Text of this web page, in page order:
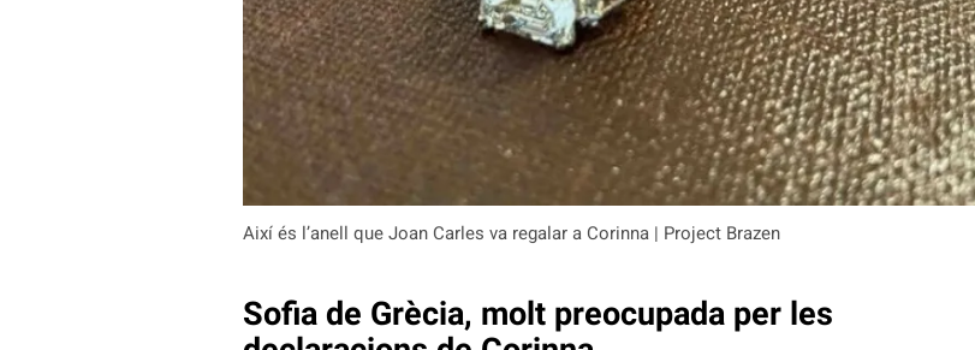
Així és l’anell que Joan Carles va regalar a Corinna | Project Brazen
Sofia de Grècia, molt preocupada per les